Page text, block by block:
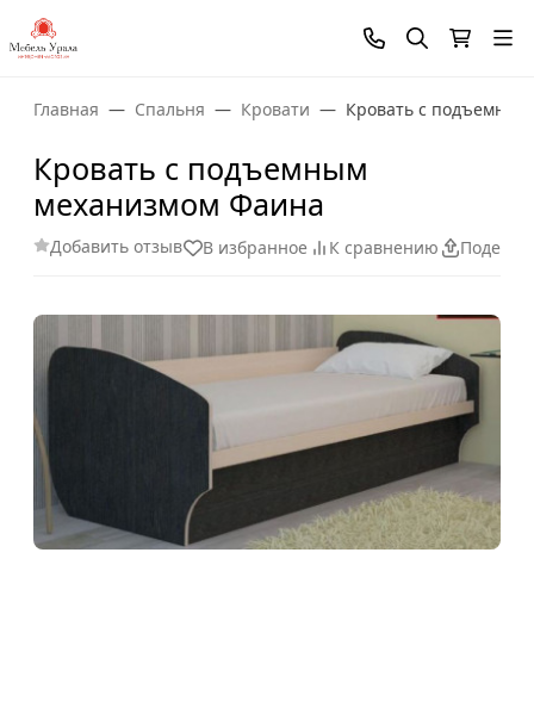
Главная Спальня Кровати Кровать с
Кровать с подъемным
механизмом Фаина
Добавить отзыв В избранное К сравнению